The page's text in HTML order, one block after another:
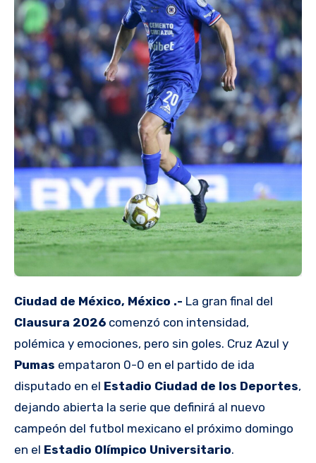
Ciudad de México, México .- La gran final del
Clausura 2026 comenzó con intensidad,
polémica y emociones, pero sin goles. Cruz Azul y
Pumas empataron 0-0 en el partido de ida
disputado en el Estadio Ciudad de los Deportes,
dejando abierta la serie que definirá al nuevo
campeón del futbol mexicano el próximo domingo
en el Estadio Olímpico Universitario.